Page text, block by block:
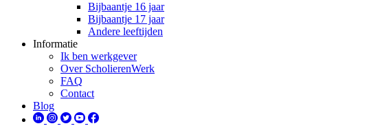
Bijbaantje 16 jaar
Bijbaantje 17 jaar
Andere leeftijden
Informatie
Ik ben werkgever
Over ScholierenWerk
FAQ
Contact
Blog